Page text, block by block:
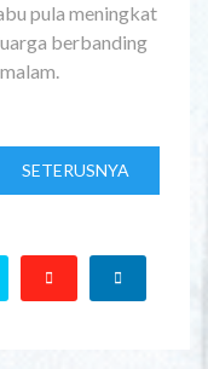
pula meningkat
berbanding
SETERUSNYA